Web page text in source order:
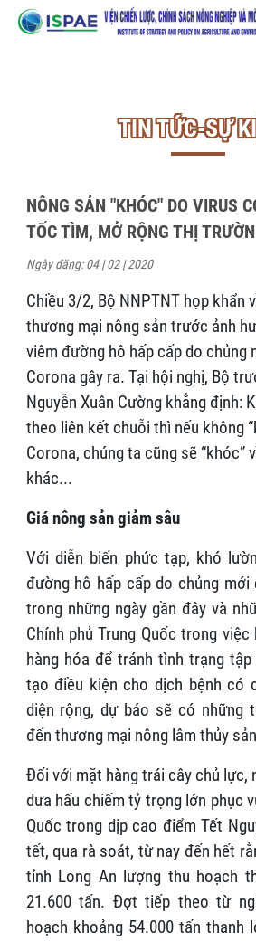
TIN TỨC-SỰ
NÔNG SẢN "KHÓC" DO VIRUS
TỐC TÌM, MỞ RỘNG THỊ
Ngày đăng: 04 | 02 | 2020
Chiều 3/2, Bộ NNPTNT họp khẩn
thương mại nông sản trước ảnh
viêm đường hô hấp cấp do chủng
Corona gây ra. Tại hội nghị, Bộ
Nguyễn Xuân Cường khẳng định:
theo liên kết chuỗi thì nếu không
Corona, chúng ta cũng sẽ “khóc”
khác...
Giá nông sản giảm sâu
Với diễn biến phức tạp, khó
đường hô hấp cấp do chủng mới
trong những ngày gần đây và
Chính phủ Trung Quốc trong
hàng hóa để tránh tình trạng
tạo điều kiện cho dịch bệnh có
diện rộng, dự báo sẽ có những
đến thương mại nông lâm thủy
Đối với mặt hàng trái cây chủ lực,
dưa hấu chiếm tỷ trọng lớn phục
Quốc trong dịp cao điểm Tết
tết, qua rà soát, từ nay đến hết
tỉnh Long An lượng thu hoạch
21.600 tấn. Đợt tiếp theo từ
hoạch khoảng 54.000 tấn thanh